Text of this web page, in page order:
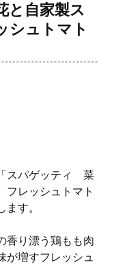
自家製ス
シュトマト
スパゲッティ 菜
フレッシュトマト
す。
香り漂う鶏もも肉
が増すフレッシュ